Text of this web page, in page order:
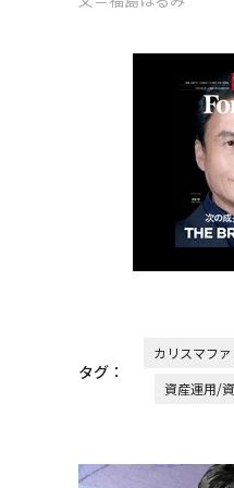
タグ：
カリスマフ
資産運用/